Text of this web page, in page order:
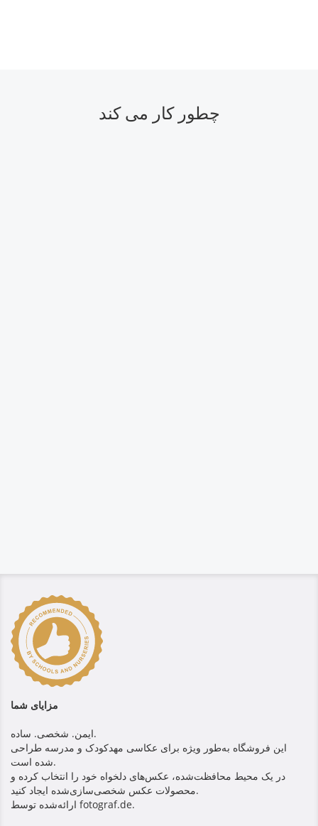
چطور کار می کند
مزایای شما
ایمن. شخصی. ساده.
این فروشگاه به‌طور ویژه برای عکاسی مهدکودک و مدرسه طراحی
شده است.
در یک محیط محافظت‌شده، عکس‌های دلخواه خود را انتخاب کرده و
محصولات عکس شخصی‌سازی‌شده ایجاد کنید.
ارائه‌شده توسط fotograf.de.